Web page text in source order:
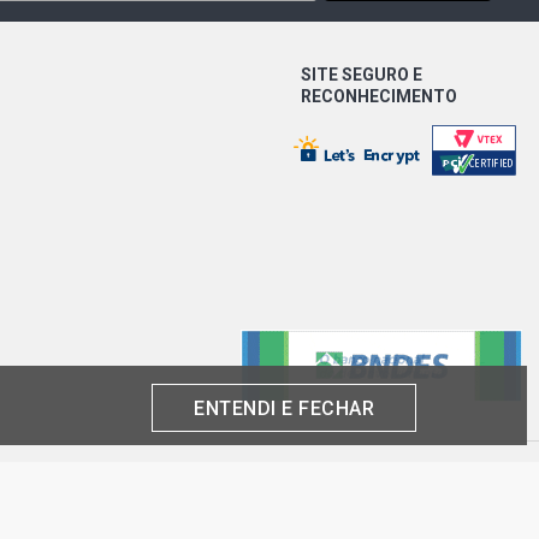
1.6 16V GASOLINA (2001 -
1.6 16V GASOLINA (2003 -
HATCH 1.6 8V TU5JP4(NFZ)
- 2001)
SW 1.4 8V FLEX (2005 - 2008)
SITE SEGURO E
RECONHECIMENTO
ENTENDI E FECHAR